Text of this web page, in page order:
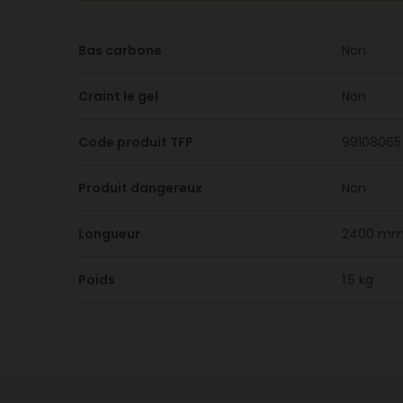
Bas carbone Non
Craint le gel Non
Code produit TFP 99108065
Produit dangereux Non
Longueur 2400
Poids 1.5 kg